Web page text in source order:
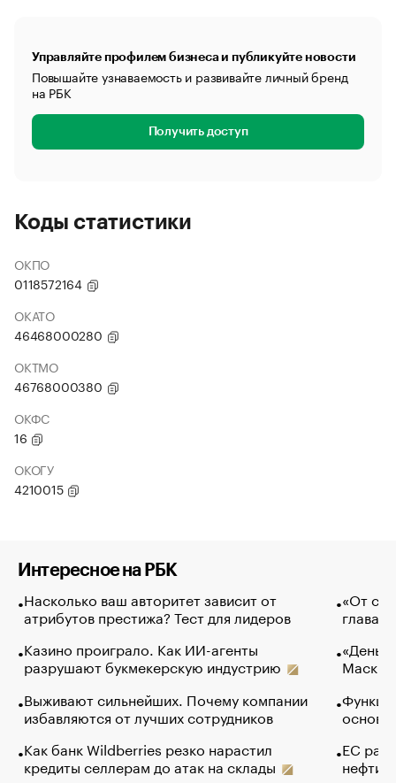
Управляйте профилем бизнеса и публикуйте новости
Повышайте узнаваемость и развивайте личный бренд
на РБК
Получить доступ
Коды статистики
ОКПО
0118572164
ОКАТО
46468000280
ОКТМО
46768000380
ОКФС
16
ОКОГУ
4210015
Интересное на РБК
Насколько ваш авторитет зависит от
атрибутов престижа? Тест для лидеров
Казино проиграло. Как ИИ-агенты
разрушают букмекерскую индустрию
Выживают сильнейших. Почему компании
избавляются от лучших сотрудников
Как банк Wildberries резко нарастил
кредиты селлерам до атак на склады
«От
глава
Маск в
основ
ЕС
нефти